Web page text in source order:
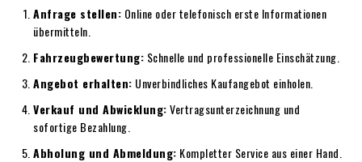
Anfrage stellen: Online oder telefonisch erste Informationen
übermitteln.
Fahrzeugbewertung: Schnelle und professionelle Einschätzung.
Angebot erhalten: Unverbindliches Kaufangebot einholen.
Verkauf und Abwicklung:Vertragsunterzeichnung und
sofortige Bezahlung.
Abholung und Abmeldung: Kompletter Service aus einer Hand.